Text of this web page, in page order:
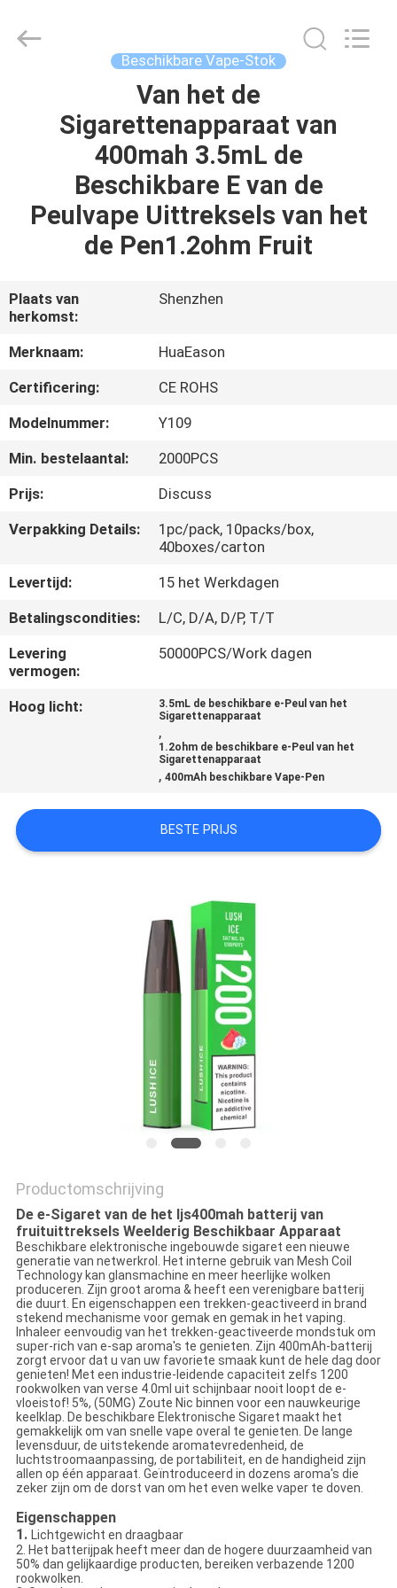
PRODUCTEN
VIDEO'S
ONGEVEER
ONS
FABRIEKSREIS
VERZOEK
OM
EEN
SITEMAP
PRIVACY
POLICY
Beschikbare Vape-Stok
Van het de
Sigarettenapparaat van
400mah 3.5mL de
Beschikbare E van de
Peulvape Uittreksels van het
de Pen1.2ohm Fruit
Plaats van
herkomst:
Shenzhen
Merknaam:
HuaEason
Certificering:
CE ROHS
Modelnummer:
Y109
Min. bestelaantal:
2000PCS
Prijs:
Discuss
Verpakking Details:
1pc/pack, 10packs/box,
40boxes/carton
Levertijd:
15 het Werkdagen
Betalingscondities:
L/C, D/A, D/P, T/T
Levering
vermogen:
50000PCS/Work dagen
Hoog licht:
3.5mL de beschikbare e-Peul van het
Sigarettenapparaat
,
1.2ohm de beschikbare e-Peul van het
Sigarettenapparaat
,400mAh beschikbare Vape-Pen
BESTE PRIJS
Productomschrijving
De e-Sigaret van de het Ijs400mah batterij van
fruituittreksels Weelderig Beschikbaar Apparaat
Beschikbare elektronische ingebouwde sigaret een nieuwe
generatie van netwerkrol. Het interne gebruik van Mesh Coil
Technology kan glansmachine en meer heerlijke wolken
produceren. Zijn groot aroma & heeft een verenigbare batterij
die duurt. En eigenschappen een trekken-geactiveerd in brand
stekend mechanisme voor gemak en gemak in het vaping.
Inhaleer eenvoudig van het trekken-geactiveerde mondstuk om
super-rich van e-sap aroma's te genieten. Zijn 400mAh-batterij
zorgt ervoor dat u van uw favoriete smaak kunt de hele dag door
genieten! Met een industrie-leidende capaciteit zelfs 1200
rookwolken van verse 4.0ml uit schijnbaar nooit loopt de e-
vloeistof! 5%, (50MG) Zoute Nic binnen voor een nauwkeurige
keelklap. De beschikbare Elektronische Sigaret maakt het
gemakkelijk om van snelle vape overal te genieten. De lange
levensduur, de uitstekende aromatevredenheid, de
luchtstroomaanpassing, de portabiliteit, en de handigheid zijn
allen op één apparaat. Geïntroduceerd in dozens aroma's die
zeker zijn om de dorst van om het even welke vaper te doven.
Eigenschappen
1. Lichtgewicht en draagbaar
2. Het batterijpak heeft meer dan de hogere duurzaamheid van
50% dan gelijkaardige producten, bereiken verbazende 1200
rookwolken.